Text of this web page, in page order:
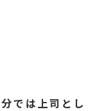
では上司とし